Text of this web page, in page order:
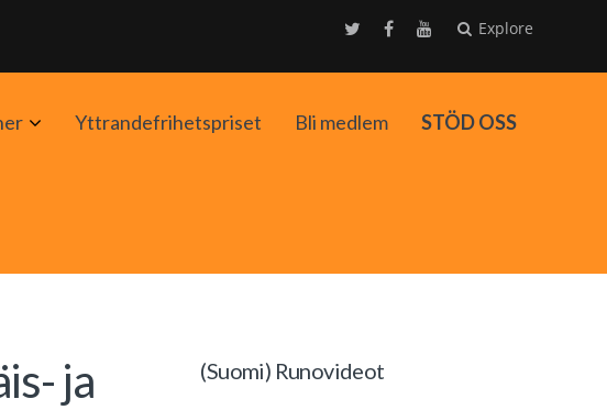
Explore
AvaaYttrandefrihetspriset Bli medlem STÖD OSS
ja
(Suomi) Runovideot